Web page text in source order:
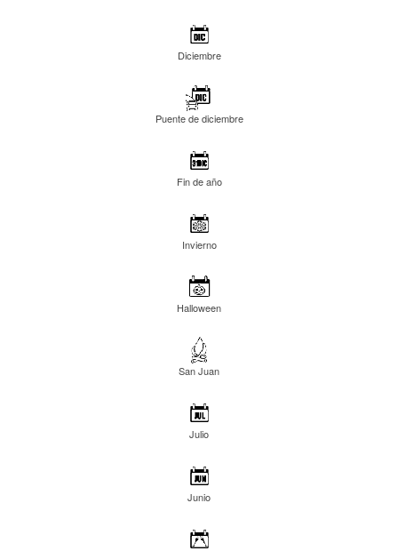
Diciembre
Puente de diciembre
Fin de año
Invierno
Halloween
San Juan
Julio
Junio